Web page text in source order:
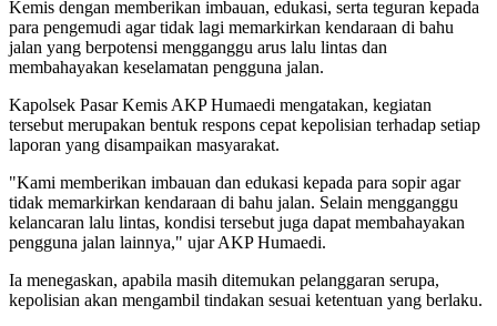
Kemis dengan memberikan imbauan, edukasi, serta teguran kepada
para pengemudi agar tidak lagi memarkirkan kendaraan di bahu
jalan yang berpotensi mengganggu arus lalu lintas dan
membahayakan keselamatan pengguna jalan.
Kapolsek Pasar Kemis AKP Humaedi mengatakan, kegiatan
tersebut merupakan bentuk respons cepat kepolisian terhadap setiap
laporan yang disampaikan masyarakat.
"Kami memberikan imbauan dan edukasi kepada para sopir agar
tidak memarkirkan kendaraan di bahu jalan. Selain mengganggu
kelancaran lalu lintas, kondisi tersebut juga dapat membahayakan
pengguna jalan lainnya," ujar AKP Humaedi.
Ia menegaskan, apabila masih ditemukan pelanggaran serupa,
kepolisian akan mengambil tindakan sesuai ketentuan yang berlaku.